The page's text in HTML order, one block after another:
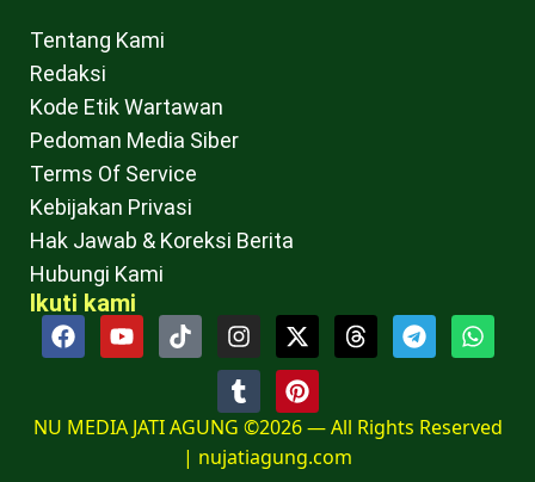
Tentang Kami
Redaksi
Kode Etik Wartawan
Pedoman Media Siber
Terms Of Service
Kebijakan Privasi
Hak Jawab & Koreksi Berita
Hubungi Kami
Ikuti kami
NU MEDIA JATI AGUNG ©2026 — All Rights Reserved
| nujatiagung.com